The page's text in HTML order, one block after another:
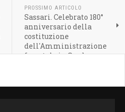
PROSSIMO ARTICOLO
Sassari. Celebrato 180°
anniversario della
costituzione
dell'Amministrazione
forestale in Sardegna